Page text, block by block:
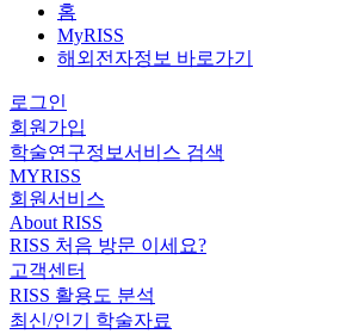
홈
MyRISS
해외전자정보 바로가기
로그인
회원가입
학술연구정보서비스 검색
MYRISS
회원서비스
About RISS
RISS 처음 방문 이세요?
고객센터
RISS 활용도 분석
최신/인기 학술자료